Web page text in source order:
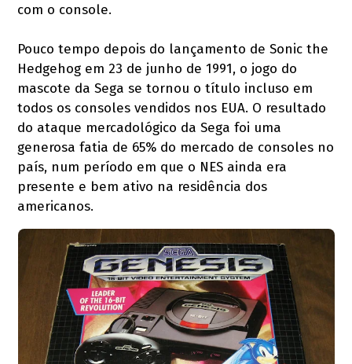
com o console.
Pouco tempo depois do lançamento de Sonic the
Hedgehog em 23 de junho de 1991, o jogo do
mascote da Sega se tornou o título incluso em
todos os consoles vendidos nos EUA. O resultado
do ataque mercadológico da Sega foi uma
generosa fatia de 65% do mercado de consoles no
país, num período em que o NES ainda era
presente e bem ativo na residência dos
americanos.